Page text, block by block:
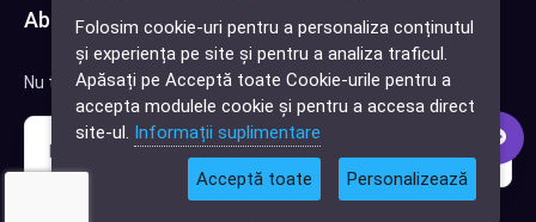
✕
Cauți o aplicație
software?
Abonează-te la newsletter
Nu trimitem spam, deci nu îți face griji.
Folosim cookie-uri pentru a personaliza conținutul
și experiența pe site și pentru a analiza traficul.
Apăsați pe Acceptă toate Cookie-urile pentru a
accepta modulele cookie și pentru a accesa direct
site-ul. Informații suplimentare
Acceptă toate Personalizează